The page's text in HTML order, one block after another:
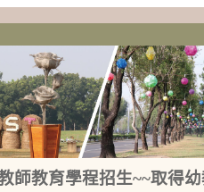
師教育學程招生~~取得